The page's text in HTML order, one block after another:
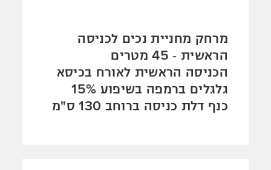
מרחק מחניית נכים לכניסה
הראשית - 45 מטרים
הכניסה הראשית לאורח בכיסא
גלגלים ברמפה בשיפוע 15%
כנף דלת כניסה ברוחב 130 ס"מ